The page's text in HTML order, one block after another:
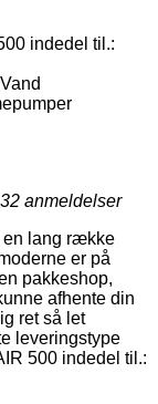
indedel til.:
32 anmeldelser
en lang række
er på
pakkeshop,
afhente din
ret så let
leveringstype
500 indedel til.: